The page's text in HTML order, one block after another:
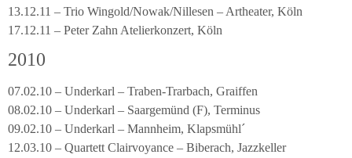
13.12.11 – Trio Wingold/Nowak/Nillesen – Artheater, Köln
17.12.11 – Peter Zahn Atelierkonzert, Köln
2010
07.02.10 – Underkarl – Traben-Trarbach, Graiffen
08.02.10 – Underkarl – Saargemünd (F), Terminus
09.02.10 – Underkarl – Mannheim, Klapsmühl´
12.03.10 – Quartett Clairvoyance – Biberach, Jazzkeller